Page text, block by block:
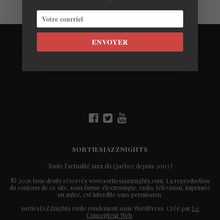
SORTIESJAZZNIGHTS
Toute l'actualité jazz du Québec depuis 2003 !
© 2026 tous droits réservés www.sortiesjazznights.com. La reproduction
du contenu de ce site, sous forme électronique, radio, télévision, imprimée
ou autre, est interdite sans permission.
sortiesJAZZnights roule rondement sous WordPress. Créé par Le
Concepteur Web.
ENVOYER